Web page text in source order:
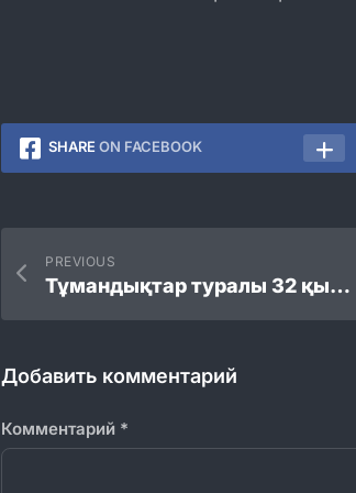
SHARE ON FACEBOOK
PREVIOUS
Тұмандықтар туралы 32 қызықты мәліметтер
Добавить комментарий
Комментарий *